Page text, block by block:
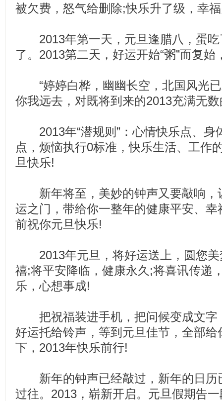
被欠费，怒气给删除;快乐升了级，幸
2013年第一天，元旦逢腊八，蛋吃
了。2013第二天，好运开始“粥”而复始
“婷婷白桦，幽幽长空，北国风光已
你我远去，对既将到来的2013充满无
2013年“潜规则”：心情快乐点、身
点，烦恼执行0标准，快乐生活、工作
旦快乐!
新年将至，美妙的钟声又要敲响，
运之门，带给你一整年的健康平安、
前祝你元旦快乐!
2013年元旦，将好运送上，圆您美
禧;将平安降临，健康永久;将喜讯传递
乐，心想事成!
把祝福装进手机，把问候变成文字
好运托给铃声，等到元旦佳节，全部
下，2013年快乐前行!
新年的钟声已经敲过，新年的日历
过往。2013，崭新开启。元旦假期告